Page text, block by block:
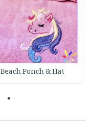
Beach Ponch & Hat
1